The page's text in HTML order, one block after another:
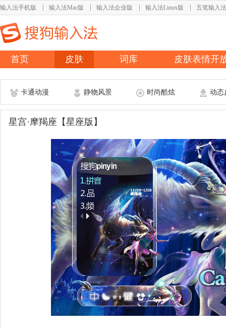
输入法手机版 输入法Mac版 输入法企业版 输入法Linux版 五笔输入法
首页 皮肤 词库 皮肤表情开
卡通动漫 静物风景 时尚酷炫 动态
星宫·摩羯座【星座版】